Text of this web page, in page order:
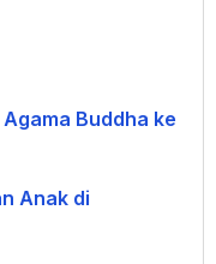
Buddha ke
Anak di